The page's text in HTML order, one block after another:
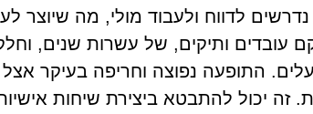
לדווח ולעבוד מולי, מה שיוצר
ותיקים, של עשרות שנים,
התופעה נפוצה וחריפה בעיקר
זה יכול להתבטא ביצירת שיחות